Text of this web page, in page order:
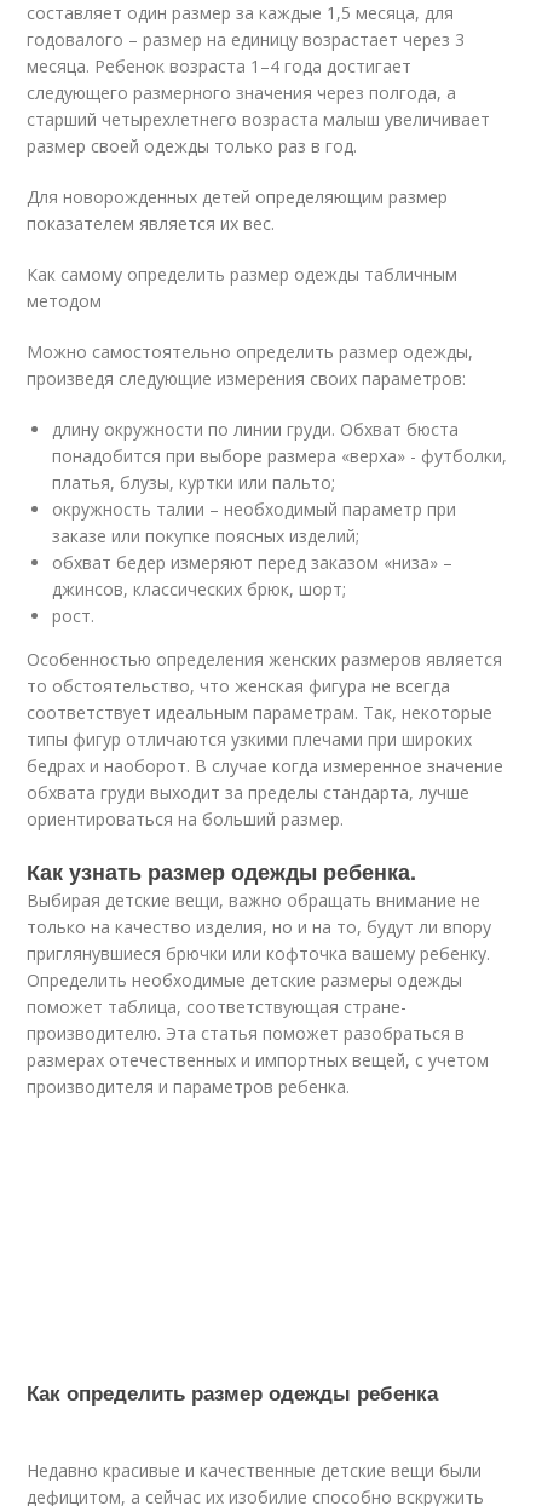
составляет один размер за каждые 1,5 месяца, для
годовалого – размер на единицу возрастает через 3
месяца. Ребенок возраста 1–4 года достигает
следующего размерного значения через полгода, а
старший четырехлетнего возраста малыш увеличивает
размер своей одежды только раз в год.
Для новорожденных детей определяющим размер
показателем является их вес.
Как самому определить размер одежды табличным
методом
Можно самостоятельно определить размер одежды,
произведя следующие измерения своих параметров:
длину окружности по линии груди. Обхват бюста
понадобится при выборе размера «верха» - футболки,
платья, блузы, куртки или пальто;
окружность талии – необходимый параметр при
заказе или покупке поясных изделий;
обхват бедер измеряют перед заказом «низа» –
джинсов, классических брюк, шорт;
рост.
Особенностью определения женских размеров является
то обстоятельство, что женская фигура не всегда
соответствует идеальным параметрам. Так, некоторые
типы фигур отличаются узкими плечами при широких
бедрах и наоборот. В случае когда измеренное значение
обхвата груди выходит за пределы стандарта, лучше
ориентироваться на больший размер.
Как узнать размер одежды ребенка.
Выбирая детские вещи, важно обращать внимание не
только на качество изделия, но и на то, будут ли впору
приглянувшиеся брючки или кофточка вашему ребенку.
Определить необходимые детские размеры одежды
поможет таблица, соответствующая стране-
производителю. Эта статья поможет разобраться в
размерах отечественных и импортных вещей, с учетом
производителя и параметров ребенка.
Как определить размер одежды ребенка
Недавно красивые и качественные детские вещи были
дефицитом, а сейчас их изобилие способно вскружить